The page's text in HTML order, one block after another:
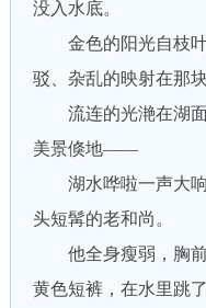
没入水底。
金色的阳光自枝叶
驳、杂乱的映射在那
流连的光滟在湖面
美景倏地——
湖水哗啦一声大响
头短髯的老和尚。
他全身瘦弱，胸前
黄色短裤，在水里跳